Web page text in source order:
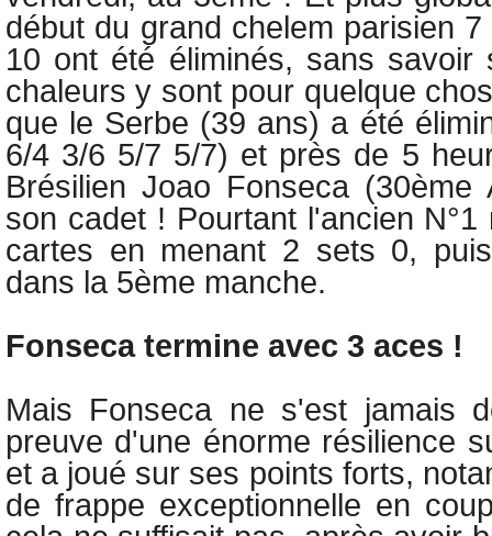
début du grand chelem parisien
10 ont été éliminés, sans savoir
chaleurs y sont pour quelque
que le Serbe (39 ans) a été
6/4 3/6 5/7 5/7) et près de 5
Brésilien Joao Fonseca
son cadet ! Pourtant l'ancien
cartes en menant 2 sets 0,
dans la 5ème manche.
Fonseca termine avec 3 aces !
Mais Fonseca ne s'est jamais
preuve d'une énorme résilience
et a joué sur ses points forts,
de frappe exceptionnelle en